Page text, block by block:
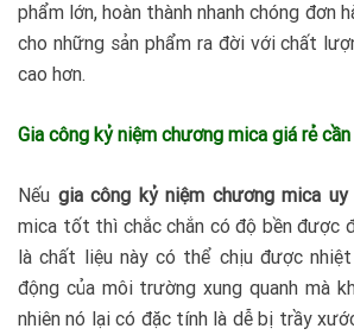
phẩm lớn, hoàn thành nhanh chóng đơn
cho những sản phẩm ra đời với chất
cao hơn.
Gia công kỷ niệm chương mica giá rẻ
Nếu gia công kỷ niệm chương mica
mica tốt thì chắc chắn có độ bền được
là chất liệu này có thể chịu được
động của môi trường xung quanh mà
nhiên nó lại có đặc tính là dễ bị trầy